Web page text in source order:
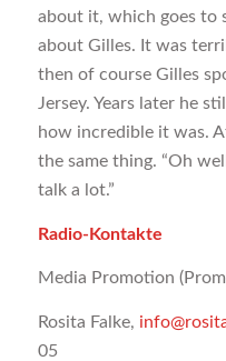
about it, which goes to
about Gilles. It was
then of course Gilles
Jersey. Years later he
how incredible it was.
the same thing. “Oh
talk a lot.”
Radio-Kontakte
Media Promotion
Rosita Falke,
05